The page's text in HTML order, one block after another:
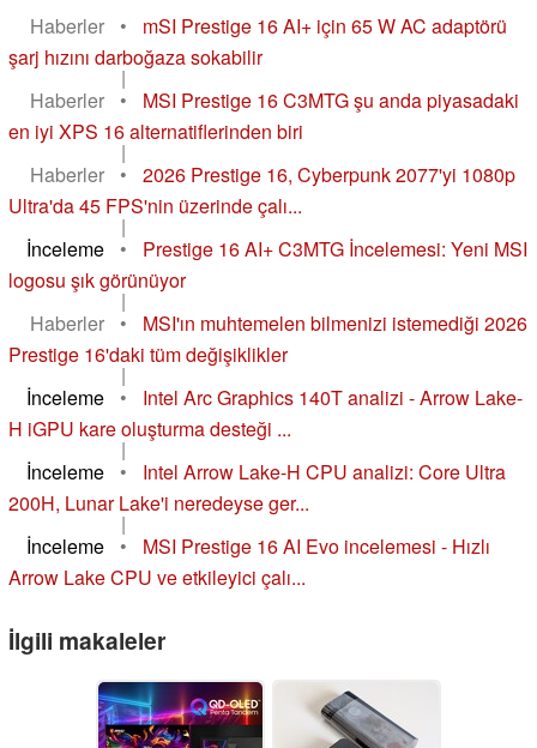
Haberler
•
mSI Prestige 16 AI+ için 65 W AC adaptörü
şarj hızını darboğaza sokabilir
|
Haberler
•
MSI Prestige 16 C3MTG şu anda piyasadaki
en iyi XPS 16 alternatiflerinden biri
|
Haberler
•
2026 Prestige 16, Cyberpunk 2077'yi 1080p
Ultra'da 45 FPS'nin üzerinde çalı...
|
İnceleme
•
Prestige 16 AI+ C3MTG İncelemesi: Yeni MSI
logosu şık görünüyor
|
Haberler
•
MSI'ın muhtemelen bilmenizi istemediği 2026
Prestige 16'daki tüm değişiklikler
|
İnceleme
•
Intel Arc Graphics 140T analizi - Arrow Lake-
H iGPU kare oluşturma desteği ...
|
İnceleme
•
Intel Arrow Lake-H CPU analizi: Core Ultra
200H, Lunar Lake'i neredeyse ger...
|
İnceleme
•
MSI Prestige 16 AI Evo incelemesi - Hızlı
Arrow Lake CPU ve etkileyici çalı...
İlgili makaleler